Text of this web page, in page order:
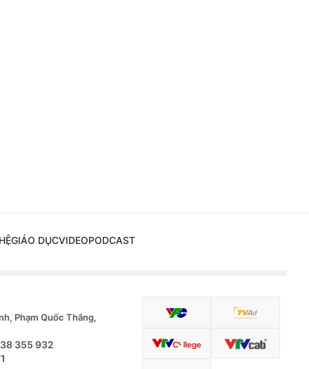
GIÁO DỤCVIDEOPODCAST
Phạm Quốc Thắng,
355 932